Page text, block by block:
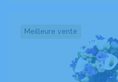
Meilleure vente